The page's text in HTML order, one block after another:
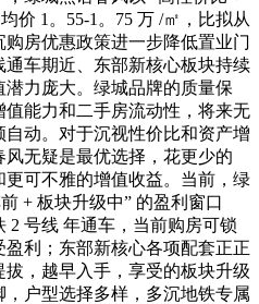
价 1。55-1。75 万 /㎡，比拟从
房优惠政策进一步降低置业门
车期近、东部新核心板块持续
力庞大。绿城品牌的质量保
能力和二手房流动性，将来无
动。对于沉视性价比和资产增
无疑是最优选择，花更少的
可不雅的增值收益。当前，绿
+ 板块升级中” 的盈利窗口
2 号线 年通车，当前购房可锁
利；东部新核心各项配套正正
，越早入手，享受的板块升级
户型选择多样，多沉地铁专属